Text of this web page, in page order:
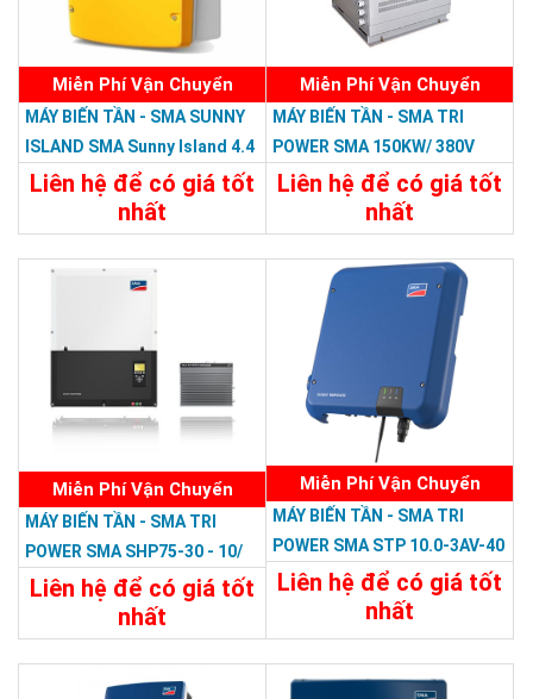
Miễn Phí Vận Chuyển
MÁY BIẾN TẦN - SMA SUNNY
ISLAND SMA Sunny Island 4.4
H-12
Liên hệ để có giá tốt
nhất
Miễn Phí Vận Chuyển
MÁY BIẾN TẦN - SMA TRI
POWER SMA 150KW/ 380V
Liên hệ để có giá tốt
nhất
Miễn Phí Vận Chuyển
MÁY BIẾN TẦN - SMA TRI
POWER SMA SHP75-30 - 10/
380V
Liên hệ để có giá tốt
nhất
Miễn Phí Vận Chuyển
MÁY BIẾN TẦN - SMA TRI
POWER SMA STP 10.0-3AV-40
Tri Power/380V 10 KW, 3 PHA
Liên hệ để có giá tốt
nhất